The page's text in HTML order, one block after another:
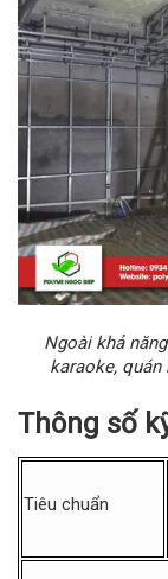
Ngoài khả
karaoke, quán
Thông số
Tiêu chuẩn